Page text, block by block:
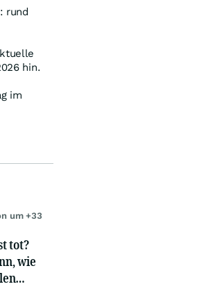
rund
hin.
im
um +33
tot?
wie